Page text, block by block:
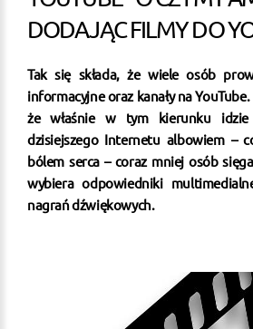
DODAJĄC FILMY DO
Tak się składa, że wiele osób
informacyjne oraz kanały na
że właśnie w tym kierunku idzie
dzisiejszego Internetu albowiem –
bólem serca – coraz mniej osób
wybiera odpowiedniki
nagrań dźwiękowych.